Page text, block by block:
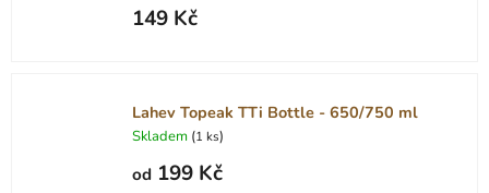
149 Kč
Lahev Topeak TTi Bottle - 650/750 ml
Skladem (1 ks)
od 199 Kč